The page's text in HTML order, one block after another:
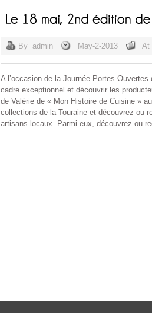
By admin May-2-2013 At
A l’occasion de la Journée Portes
cadre exceptionnel et découvrir les
de Valérie de « Mon Histoire de Cuisine »
collections de la Touraine et découvrez ou
artisans locaux. Parmi eux, découvrez ou